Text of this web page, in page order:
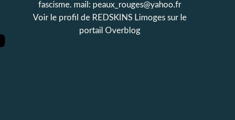
fascisme. mail: peaux_rouges@yahoo.fr
Voir le profil de REDSKINS Limogessur le
portail Overblog